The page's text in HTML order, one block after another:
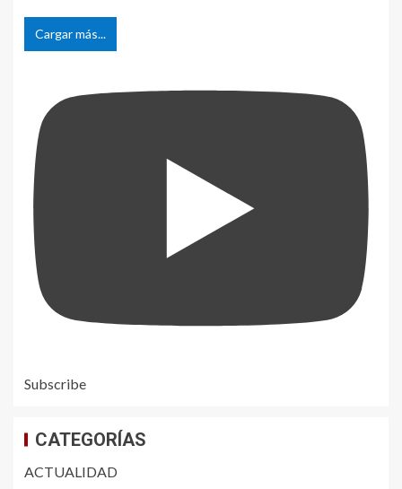
Cargar más...
Subscribe
CATEGORÍAS
ACTUALIDAD